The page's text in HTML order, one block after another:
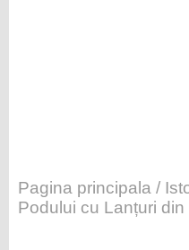
Pagina principala /
Podului cu Lanțuri